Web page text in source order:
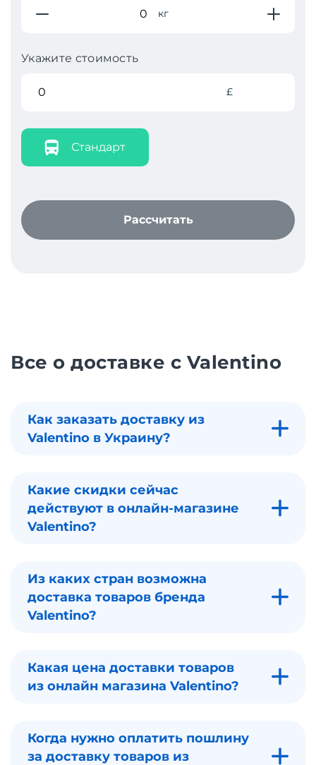
кг
Укажите стоимость
£
Стандарт
Рассчитать
Все о доставке с Valentino
Как заказать доставку из
Valentino в Украину?
Какие скидки сейчас
действуют в онлайн-магазине
Valentino?
Из каких стран возможна
доставка товаров бренда
Valentino?
Какая цена доставки товаров
из онлайн магазина Valentino?
Когда нужно оплатить пошлину
за доставку товаров из